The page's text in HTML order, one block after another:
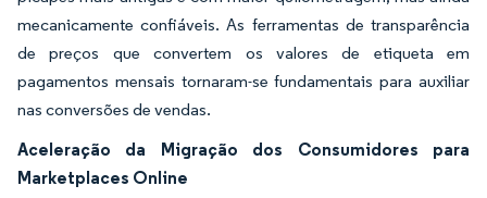
mecanicamente confiáveis. As ferramentas de transparência
de preços que convertem os valores de etiqueta em
pagamentos mensais tornaram-se fundamentais para auxiliar
nas conversões de vendas.
Aceleração da Migração dos Consumidores para
Marketplaces Online